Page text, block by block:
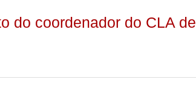
do coordenador do CLA de